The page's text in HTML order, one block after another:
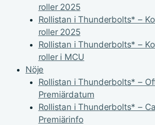
roller 2025
Rollistan i Thunderbolts* –
roller 2025
Rollistan i Thunderbolts* –
roller i MCU
Nöje
Rollistan i Thunderbolts* –
Premiärdatum
Rollistan i Thunderbolts* –
Premiärinfo